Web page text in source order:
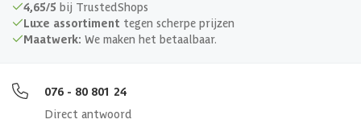
4,65/5 bij TrustedShops
Luxe assortiment tegen scherpe prijzen
Maatwerk: We maken het betaalbaar.
076 - 80 801 24
Direct antwoord